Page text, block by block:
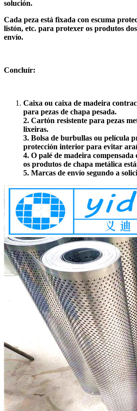
solución.
Cada peza está fixada con escuma
listón, etc. para protexer os produtos
envío.
Concluír:
Caixa ou caixa de madeira
para pezas de chapa pesada.
2. Cartón resistente para pezas
lixeiras.
3. Bolsa de burbullas ou película
protección interior para evitar
4. O palé de madeira compensada
os produtos de chapa metálica
5. Marcas de envío segundo a